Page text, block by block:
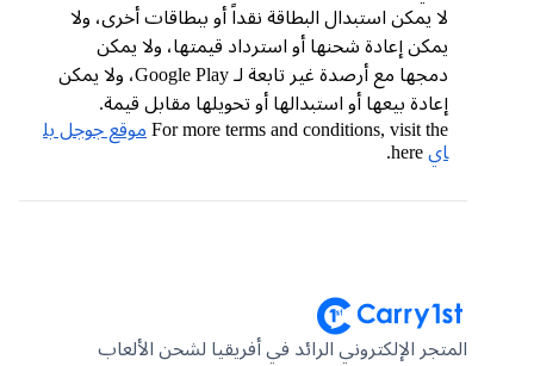
لا يمكن استبدال البطاقة نقداً أو ببطاقات أخرى، ولا
يمكن إعادة شحنها أو استرداد قيمتها، ولا يمكن
دمجها مع أرصدة غير تابعة لـ Google Play، ولا يمكن
إعادة بيعها أو استبدالها أو تحويلها مقابل قيمة.
For more terms and conditions, visit the موقع جوجل بل
المتجر الإلكتروني الرائد في أفريقيا لشحن الألعاب